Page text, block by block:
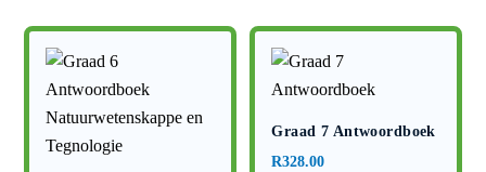
Graad 7 Antwoordboek
R328.00